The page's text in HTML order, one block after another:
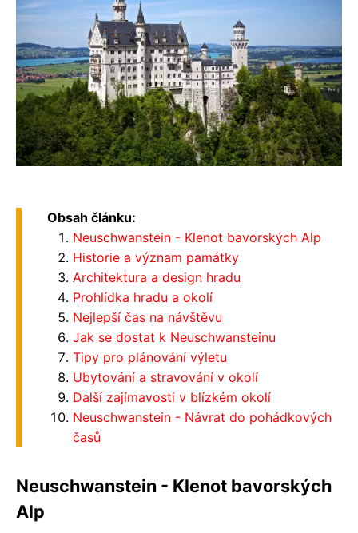
Obsah článku:
Neuschwanstein - Klenot bavorských Alp
Historie a význam památky
Architektura a design hradu
Prohlídka hradu a okolí
Nejlepší čas na návštěvu
Jak se dostat k Neuschwansteinu
Tipy pro plánování výletu
Ubytování a stravování v okolí
Další zajímavosti v blízkém okolí
Neuschwanstein - Návrat do pohádkových
časů
Neuschwanstein - Klenot bavorských
Alp